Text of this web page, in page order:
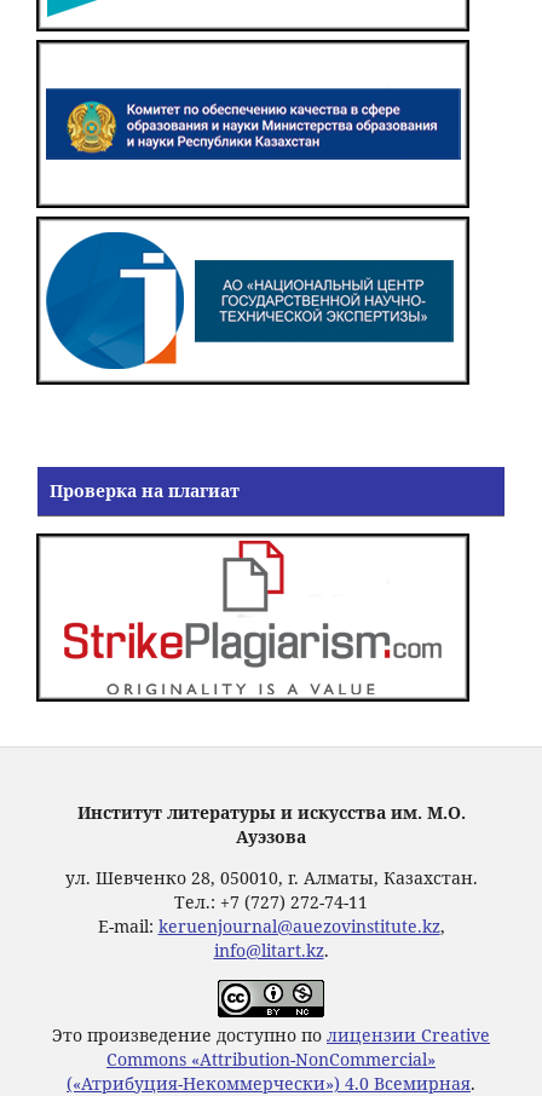
Проверка на плагиат
Институт литературы и искусства им. М.О.
Ауэзова
ул. Шевченко 28, 050010, г. Алматы, Казахстан.
Тел.: +7 (727) 272-74-11
E-mail: keruenjournal@auezovinstitute.kz,
info@litart.kz.
Это произведение доступно по лицензии Creative
Commons «Attribution-NonCommercial»
(«Атрибуция-Некоммерчески») 4.0 Всемирная.